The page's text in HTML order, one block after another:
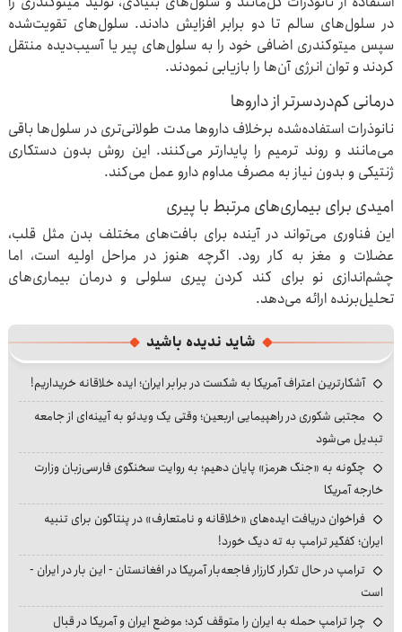
در سلول‌های سالم تا دو برابر افزایش دادند. سلول‌های تقویت‌شده
سپس میتوکندری اضافی خود را به سلول‌های پیر یا آسیب‌دیده منتقل
کردند و توان انرژی آن‌ها را بازیابی نمودند.
درمانی کم‌دردسرتر از داروها
نانوذرات استفاده‌شده برخلاف داروها مدت طولانی‌تری در سلول‌ها باقی
می‌مانند و روند ترمیم را پایدارتر می‌کنند. این روش بدون دستکاری
ژنتیکی و بدون نیاز به مصرف مداوم دارو عمل می‌کند.
امیدی برای بیماری‌های مرتبط با پیری
این فناوری می‌تواند در آینده برای بافت‌های مختلف بدن مثل قلب،
عضلات و مغز به کار رود. اگرچه هنوز در مراحل اولیه است، اما
چشم‌اندازی نو برای کند کردن پیری سلولی و درمان بیماری‌های
تحلیل‌برنده ارائه می‌دهد.
شاید ندیده باشید
آشکارترین اعتراف آمریکا به شکست در برابر ایران؛ ایده خلاقانه خریداریم!
مجتبی شکوری در راهپیمایی اربعین؛ وقتی یک ویدئو به آیینه‌ای از جامعه
تبدیل می‌شود
چگونه به «جنگ هرمز» پایان دهیم؛ به روایت سخنگوی فارسی‌زبان وزارت
خارجه آمریکا
فراخوان دریافت ایده‌های «خلاقانه و نامتعارف» در پنتاگون برای تنبیه
ایران؛ کفگیر ترامپ به ته دیگ خورد!
ترامپ در حال تکرار کارزار فاجعه‌بار آمریکا در افغانستان - این بار در ایران -
است
چرا ترامپ حمله به ایران را متوقف کرد؛ موضع ایران و آمریکا در قبال